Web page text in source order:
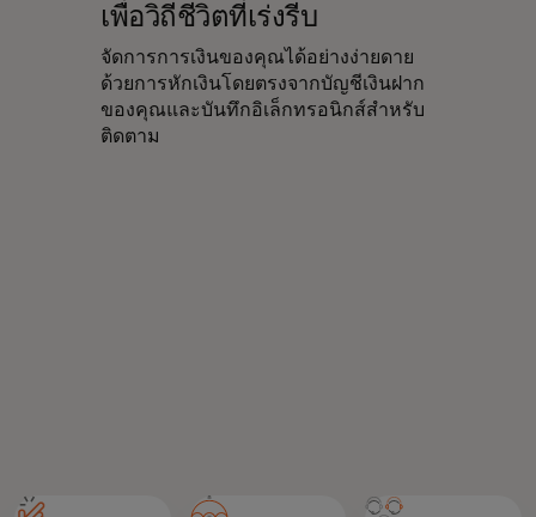
เพื่อวิถีชีวิตที่เร่งรีบ
จัดการการเงินของคุณได้อย่างง่ายดาย
ด้วยการหักเงินโดยตรงจากบัญชีเงินฝาก
ของคุณและบันทึกอิเล็กทรอนิกส์สำหรับ
ติดตาม